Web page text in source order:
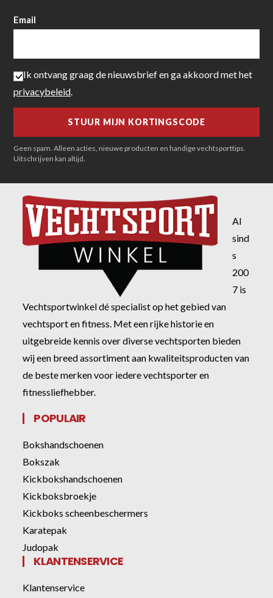
Email
Ik ontvang graag de nieuwsbrief en ga akkoord met het
privacybeleid
Geen spam. Alleen acties, nieuwe producten en handige vechtsporttips.
Uitschrijven kan altijd.
Al
sind
s
200
7 is
Vechtsportwinkel dé specialist op het gebied van
vechtsport en fitness. Met een rijke historie en
uitgebreide kennis over diverse vechtsporten bieden
wij een breed assortiment aan kwaliteitsproducten van
de beste merken voor iedere vechtsporter en
fitnessliefhebber.
POPULAIR
Bokshandschoenen
Bokszak
Kickbokshandschoenen
Kickboksbroekje
Kickboks scheenbeschermers
Karatepak
Judopak
KLANTENSERVICE
Klantenservice